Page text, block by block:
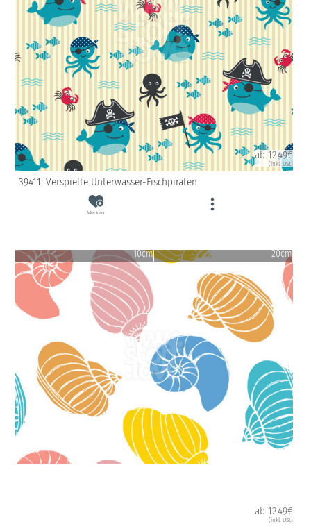
ab 12.49€
(inkl. USt)
39411: Verspielte Unterwasser-Fischpiraten
Merken
10cm 20cm
ab 12.49€
(inkl. USt)